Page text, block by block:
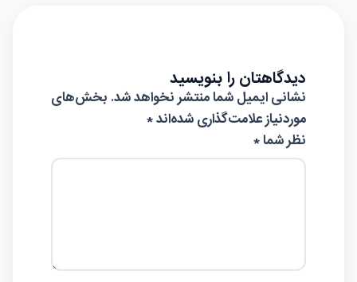
دیدگاهتان را بنویسید
نشانی ایمیل شما منتشر نخواهد شد. بخش‌های
موردنیاز علامت‌گذاری شده‌اند*
نظر شما *